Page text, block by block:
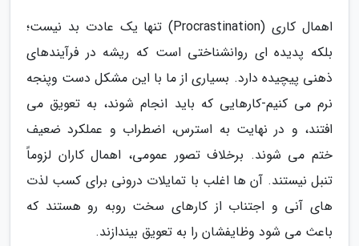
اهمال کاری (Procrastination) تنها یک عادت بد نیست؛
بلکه پدیده ای روانشناختی است که ریشه در فرآیندهای
ذهنی پیچیده دارد. بسیاری از ما با این مشکل دست وپنجه
نرم می کنیم-کارهایی که باید انجام شوند، به تعویق می
افتند، و در نهایت به استرس، اضطراب و عملکرد ضعیف
ختم می شوند. برخلاف تصور عمومی، اهمال کاران لزوماً
تنبل نیستند. آن ها اغلب با تمایلات درونی برای کسب لذت
های آنی و اجتناب از کارهای سخت روبه رو هستند که
باعث می شود وظایفشان را به تعویق بیندازند.